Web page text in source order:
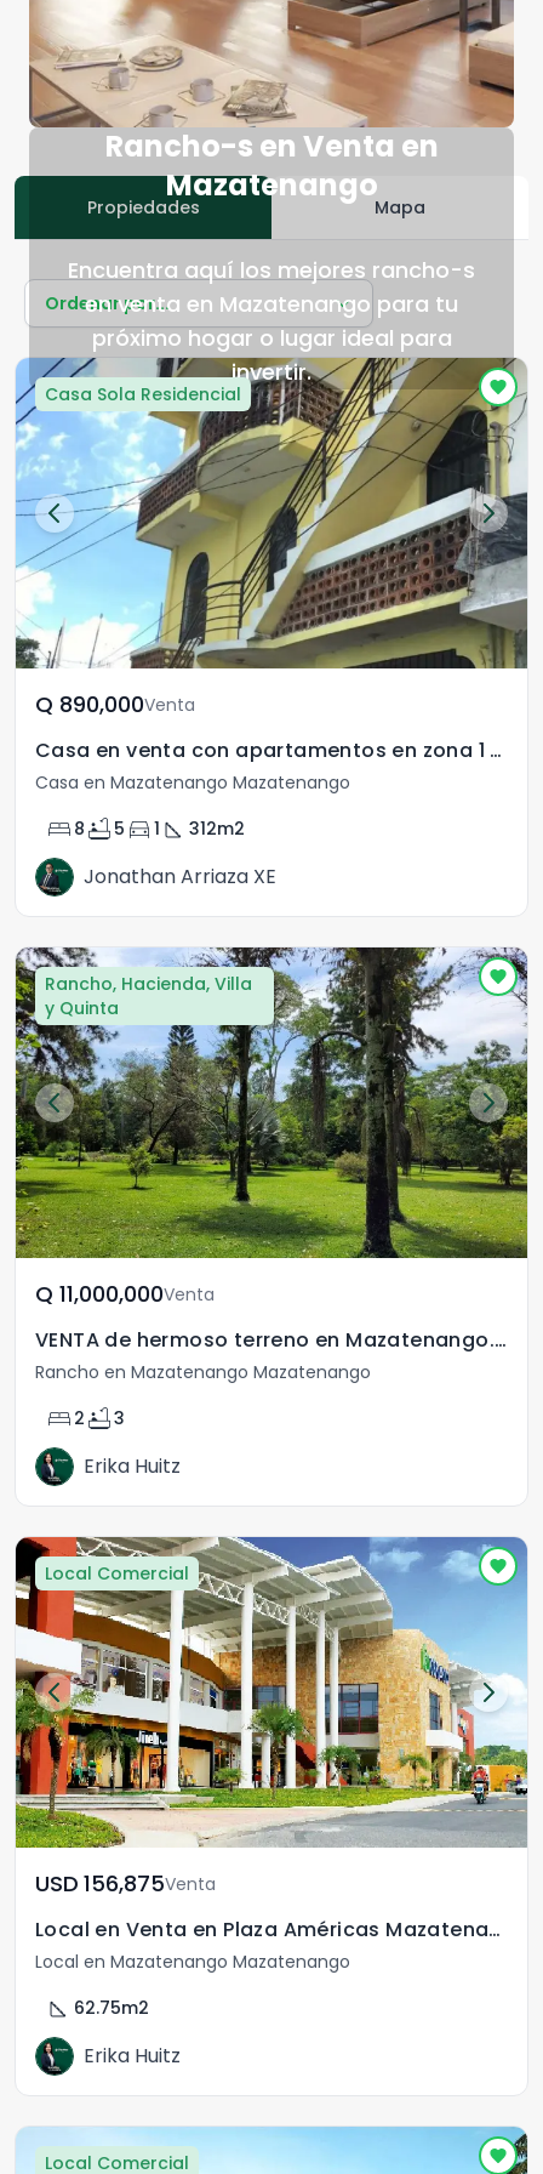
Rancho-s en Venta en
Mazatenango
Encuentra aquí los mejores rancho-s
en venta en Mazatenango para tu
próximo hogar o lugar ideal para
invertir.
Propiedades Mapa
Ordenar por...
Casa Sola Residencial
Q	890,000Venta
Casa en venta con apartamentos en zona 1 de Mazatenango
Casa en Mazatenango Mazatenango
bed 8 bathtub 5 directions_car 1 square_foot 312m2
Jonathan Arriaza XE
Rancho, Hacienda, Villa
y Quinta
Q	11,000,000Venta
VENTA de hermoso terreno en Mazatenango. Venta terreno
Rancho en Mazatenango Mazatenango
bed 2 bathtub3
Erika Huitz
Local Comercial
USD	156,875Venta
Local en Venta en Plaza Américas Mazatenango
Local en Mazatenango Mazatenango
square_foot 62.75m2
Erika Huitz
Local Comercial